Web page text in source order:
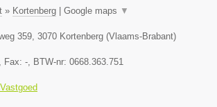
» Kortenberg Google maps ▼
359, 3070 Kortenberg (Vlaams-Brabant)
, Fax: -, BTW-nr: 0668.363.751